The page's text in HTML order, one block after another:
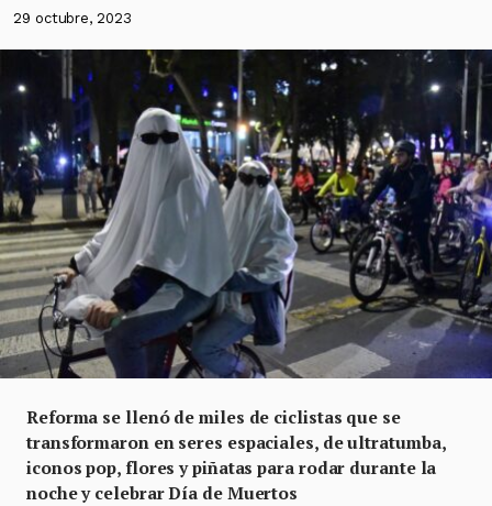
29 octubre, 2023
Reforma se llenó de miles de ciclistas que se
transformaron en seres espaciales, de ultratumba,
iconos pop, flores y piñatas para rodar durante la
noche y celebrar Día de Muertos